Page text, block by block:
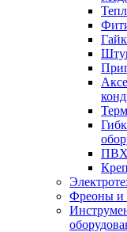
ПВХ
Фреоны и